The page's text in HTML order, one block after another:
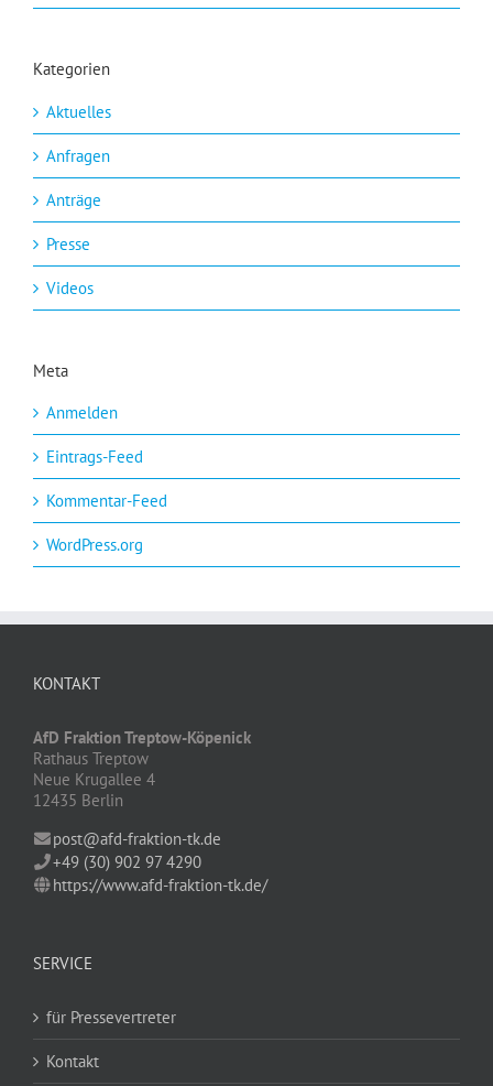
Kategorien
Aktuelles
Anfragen
Anträge
Presse
Videos
Meta
Anmelden
Eintrags-Feed
Kommentar-Feed
WordPress.org
KONTAKT
AfD Fraktion Treptow-Köpenick
Rathaus Treptow
Neue Krugallee 4
12435 Berlin
post@afd-fraktion-tk.de
+49 (30) 902 97 4290
https://www.afd-fraktion-tk.de/
SERVICE
für Pressevertreter
Kontakt